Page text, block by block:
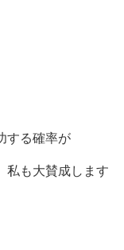
する確率が
私も大賛成します